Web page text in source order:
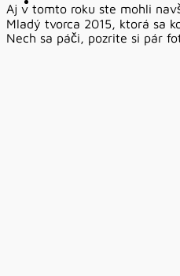
Aj v tomto roku ste mohli
Mladý tvorca 2015, ktorá sa
Nech sa páči, pozrite si pár